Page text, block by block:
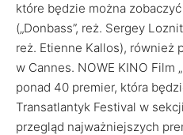
które będzie można
(„Donbass”, reż. Sergey
reż. Etienne Kallos), również
w Cannes. NOWE KINO Film
ponad 40 premier, która
Transatlantyk Festival w
przegląd najważniejszych